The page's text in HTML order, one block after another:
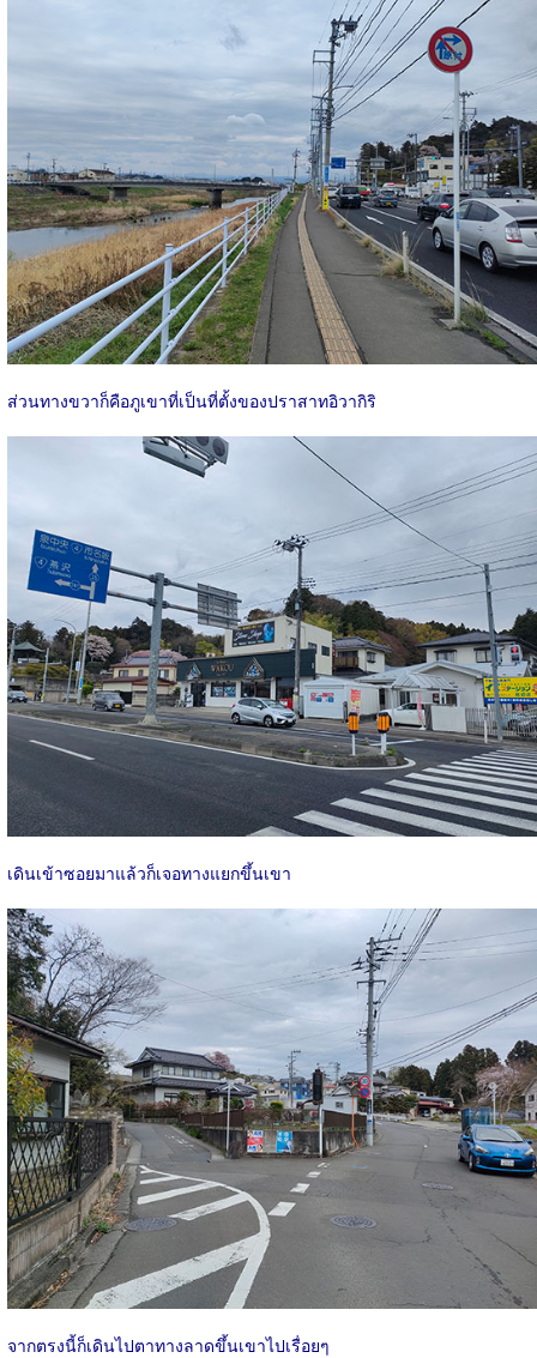
ส่วนทางขวาก็คือภูเขาที่เป็นที่ตั้งของปราสาทอิวากิริ
เดินเข้าซอยมาแล้วก็เจอทางแยกขึ้นเขา
จากตรงนี้ก็เดินไปตาทางลาดขึ้นเขาไปเรื่อยๆ